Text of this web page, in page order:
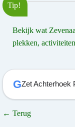
Tip!
Bekijk wat
plekken,
GZet Achterhoek
← Terug